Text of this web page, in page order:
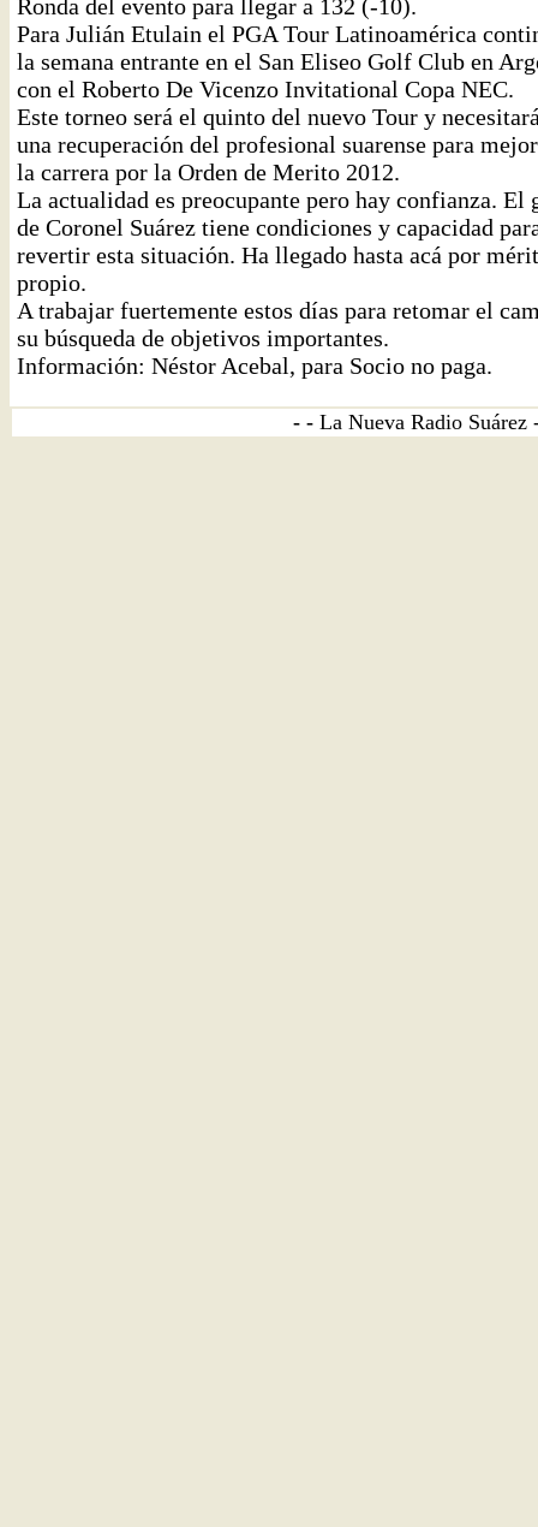
Ronda del evento para llegar a 132 (-10).
Para Julián Etulain el PGA Tour Latinoamérica
la semana entrante en el San Eliseo Golf Club en
con el Roberto De Vicenzo Invitational Copa NEC.
Este torneo será el quinto del nuevo Tour y
una recuperación del profesional suarense para
la carrera por la Orden de Merito 2012.
La actualidad es preocupante pero hay confianza. El
de Coronel Suárez tiene condiciones y capacidad
revertir esta situación. Ha llegado hasta acá por
propio.
A trabajar fuertemente estos días para retomar el
su búsqueda de objetivos importantes.
Información: Néstor Acebal, para Socio no paga.
- - La Nueva Radio